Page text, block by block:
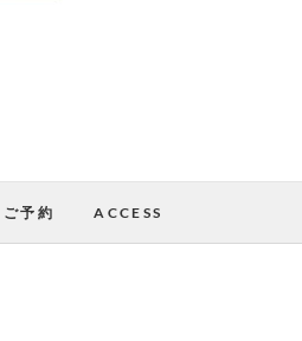
ご予約 ACCESS